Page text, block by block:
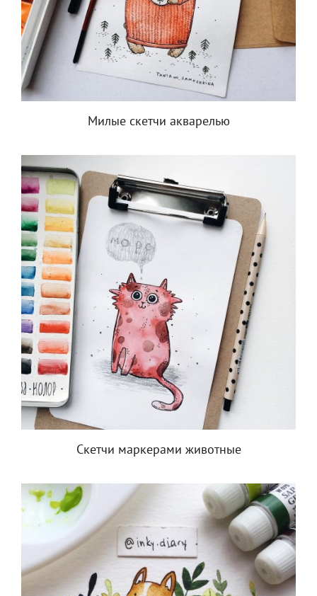
Милые скетчи акварелью
Скетчи маркерами животные